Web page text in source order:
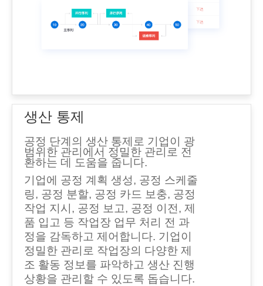
생산 통제
공정 단계의 생산 통제로 기업이 광
범위한 관리에서 정밀한 관리로 전
환하는 데 도움을 줍니다.
기업에 공정 계획 생성, 공정 스케줄
링, 공정 분할, 공정 카드 보충, 공정
작업 지시, 공정 보고, 공정 이전, 제
품 입고 등 작업장 업무 처리 전 과
정을 감독하고 제어합니다. 기업이
정밀한 관리로 작업장의 다양한 제
조 활동 정보를 파악하고 생산 진행
상황을 관리할 수 있도록 돕습니다.